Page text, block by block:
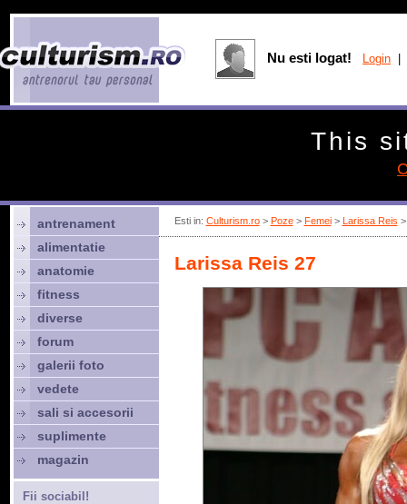
Esti in: Culturism.ro> Poze> Femei> Larissa Reis
Larissa Reis 27
antrenament
alimentatie
anatomie
fitness
diverse
forum
galerii foto
vedete
sali si accesorii
suplimente
magazin
Fii sociabil!
Nu esti logat! Login
This